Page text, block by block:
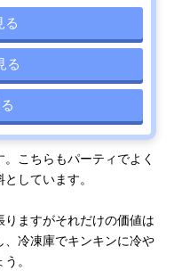
る
る
こちらもパーティでよく
しています。
ますがそれだけの価値は
、冷凍庫でキンキンに冷や
。